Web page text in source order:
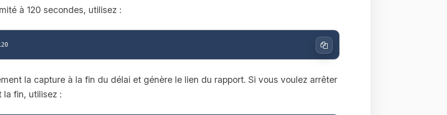
à 120 secondes, utilisez :
spark profiler start --timeout 120
Copier
la capture à la fin du délai et génère le lien du rapport. Si vous voulez arrêter
la fin, utilisez :